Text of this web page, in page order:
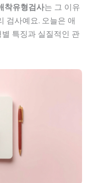
착유형검사는 그 이유
검사예요. 오늘은 애
특징과 실질적인 관